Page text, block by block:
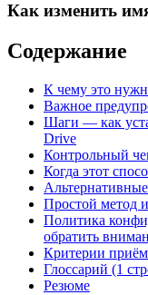
Как изменить
Содержание
К чему это
Важное
Шаги — как
Drive
Контрольный
Когда этот
Простой метод
Политика
обратить
Критерии
Глоссарий (1
Резюме